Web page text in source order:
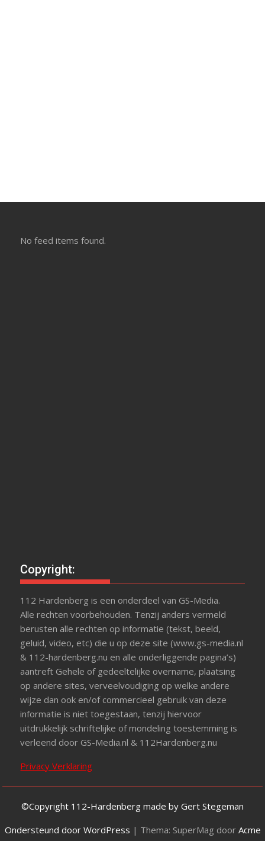
No feed items found.
Copyright:
112 Hardenberg is een onderdeel van GS-Media.
Alle rechten voorbehouden. Tenzij anders vermeld
berusten alle rechten op informatie (tekst, beeld,
geluid, video, etc) die u op deze site (www.gs-media.nl
& 112-hardenberg.nu en alle onderliggende pagina’s)
aantreft Gehele of gedeeltelijke overname, plaatsing
op andere sites, verveelvoudiging op welke andere
wijze dan ook en/of commercieel gebruik van deze
informatie is niet toegestaan, tenzij hiervoor
uitdrukkelijk schriftelijke of mondeling toestemming is
verleend door GS-Media.nl & 112Hardenberg.nu
Privacy Verklaring
©Copyright 112-Hardenberg made by Gert Stegeman
Ondersteund door WordPress | Thema: SuperMag door Acme